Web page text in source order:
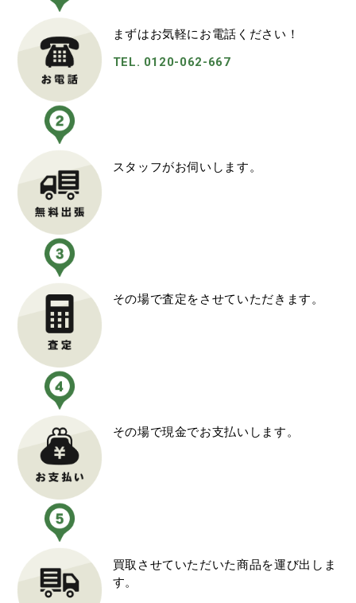
まずはお気軽にお電話ください！
TEL. 0120-062-667
スタッフがお伺いします。
その場で査定をさせていただきます。
その場で現金でお支払いします。
買取させていただいた商品を運び出しま
す。